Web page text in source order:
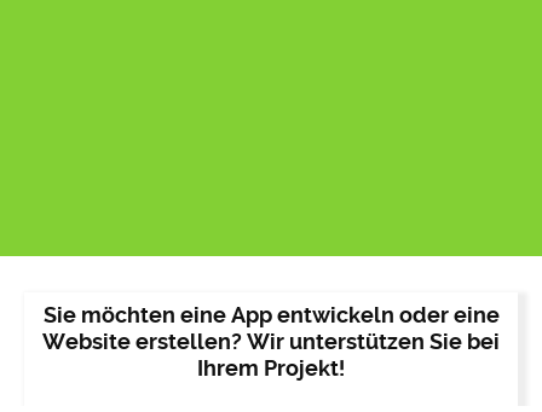
Sie möchten eine App entwickeln oder eine
Website erstellen? Wir unterstützen Sie bei
Ihrem Projekt!